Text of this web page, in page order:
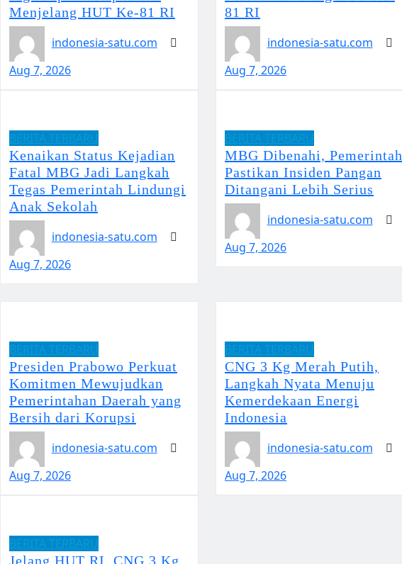
Menjelang HUT Ke-81 RI
indonesia-satu.com
Aug 7, 2026
81 RI
indonesia-satu.com
Aug 7, 2026
Kenaikan Status Kejadian
Fatal MBG Jadi Langkah
Tegas Pemerintah Lindungi
Anak Sekolah
indonesia-satu.com
Aug 7, 2026
MBG Dibenahi, Pemerintah
Pastikan Insiden Pangan
Ditangani Lebih Serius
indonesia-satu.com
Aug 7, 2026
Presiden Prabowo Perkuat
Komitmen Mewujudkan
Pemerintahan Daerah yang
Bersih dari Korupsi
indonesia-satu.com
Aug 7, 2026
CNG 3 Kg Merah Putih,
Langkah Nyata Menuju
Kemerdekaan Energi
Indonesia
indonesia-satu.com
Aug 7, 2026
Jelang HUT RI, CNG 3 Kg